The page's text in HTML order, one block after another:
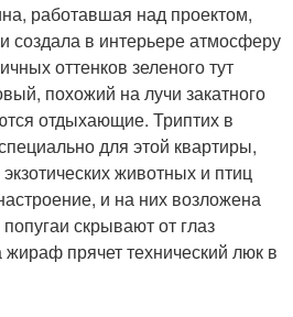
работавшая над проек­том,
создала в интерьере атмосферу
оттенков зеленого тут
похожий на лучи закатного
отдыхающие. Триптих в
для этой квартиры,
животных и птиц
и на них возложена
скрывают от глаз
жираф прячет технический люк в